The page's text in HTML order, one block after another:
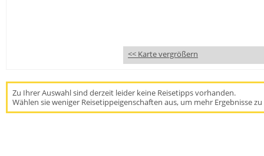
<< Karte vergrößern
Zu Ihrer Auswahl sind derzeit leider keine Reisetipps vorhanden.
Wählen sie weniger Reisetippeigenschaften aus, um mehr Ergebnisse